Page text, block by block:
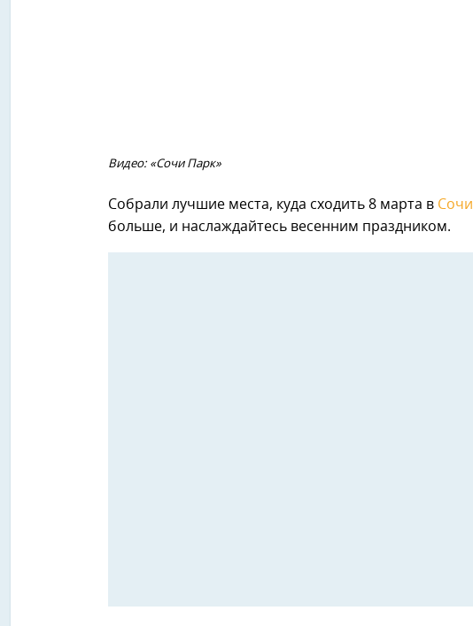
Видео: «Сочи Парк»
Собрали лучшие места, куда сходить 8 марта в Сочи
больше, и наслаждайтесь весенним праздником.